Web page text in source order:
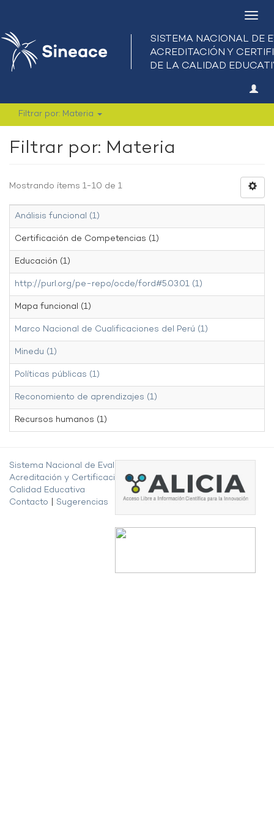
Filtrar por: Materia
Filtrar por: Materia
Mostrando ítems 1-10 de 1
Análisis funcional (1)
Certificación de Competencias (1)
Educación (1)
http://purl.org/pe-repo/ocde/ford#5.03.01 (1)
Mapa funcional (1)
Marco Nacional de Cualificaciones del Perú (1)
Minedu (1)
Políticas públicas (1)
Reconomiento de aprendizajes (1)
Recursos humanos (1)
Sistema Nacional de Evaluación,
Acreditación y Certificación de la
Calidad Educativa
Contacto
Sugerencias